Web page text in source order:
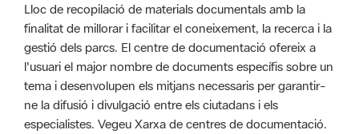
Lloc de recopilació de materials documentals amb la
finalitat de millorar i facilitar el coneixement, la recerca i la
gestió dels parcs. El centre de documentació ofereix a
l'usuari el major nombre de documents específis sobre un
tema i desenvolupen els mitjans necessaris per garantir-
ne la difusió i divulgació entre els ciutadans i els
especialistes. Vegeu Xarxa de centres de documentació.